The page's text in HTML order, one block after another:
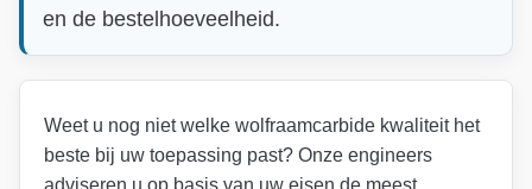
en de bestelhoeveelheid.
Weet u nog niet welke wolfraamcarbide kwaliteit het
beste bij uw toepassing past? Onze engineers